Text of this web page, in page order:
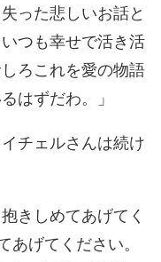
った悲しいお話と
つも幸せで活き活
ろこれを愛の物語
はずだわ。」
チェルさんは続け
きしめてあげてく
あげてください。